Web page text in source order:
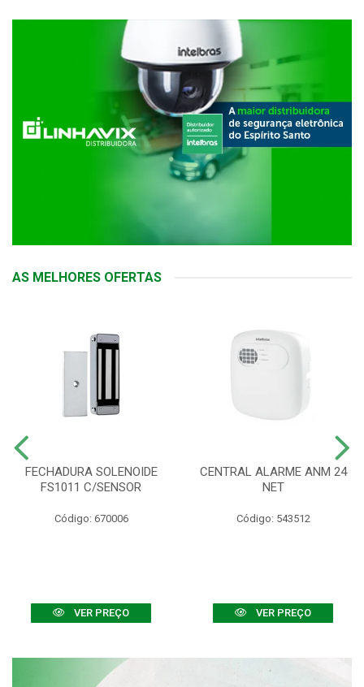
AS MELHORES OFERTAS
FECHADURA SOLENOIDE
FS1011 C/SENSOR
Código: 670006
VER PREÇO
CENTRAL ALARME ANM 24
NET
Código: 543512
VER PREÇO